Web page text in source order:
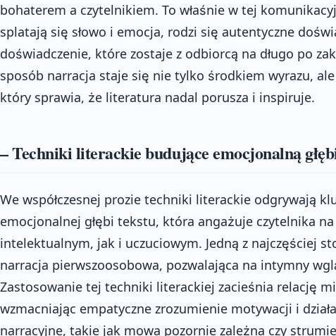
bohaterem a czytelnikiem. To właśnie w tej
splatają się słowo i emocja, rodzi się autentyczne
doświadczenie, które zostaje z odbiorcą na długo po
sposób narracja staje się nie tylko środkiem wyrazu,
który sprawia, że literatura nadal porusza i inspiruje.
– Techniki literackie budujące emocjonalną
We współczesnej prozie techniki literackie odgrywają
emocjonalnej głębi tekstu, która angażuje czytelnika
intelektualnym, jak i uczuciowym. Jedną z najczęściej
narracja pierwszoosobowa, pozwalająca na intymny
Zastosowanie tej techniki literackiej zacieśnia relację
wzmacniając empatyczne zrozumienie motywacji i
narracyjne, takie jak mowa pozornie zależna czy